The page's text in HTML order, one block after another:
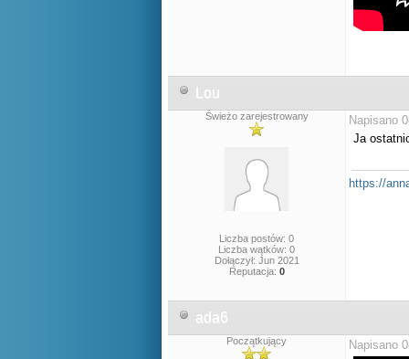
Lou
Świeżo zarejestrowany
Liczba postów: 0
Liczba wątków: 0
Dołączył: Jun 2021
Reputacja: 0
Napisano
Ja
https://
ada6
Początkujący Napisano